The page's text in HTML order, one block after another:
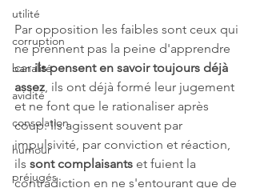
utilité
corruption
banalité
avidité
consolation
humour
préjugés
Par opposition les faibles sont ceux qui
ne prennent pas la peine d'apprendre
car ils pensent en savoir toujours déjà
assez, ils ont déjà formé leur jugement
et ne font que le rationaliser après
coup. Ils agissent souvent par
impulsivité, par conviction et réaction,
ils sont complaisants et fuient la
contradiction en ne s'entourant que de